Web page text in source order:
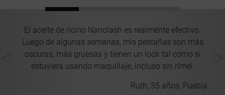
El aceite de ricino Nanolash es realmente efectivo.
Luego de algunas semanas, mis pestañas son más
oscuras, más gruesas y tienen un look tal como si
estuviera usando maquillaje, incluso sin rímel.
Ruth, 35 años, Puebla